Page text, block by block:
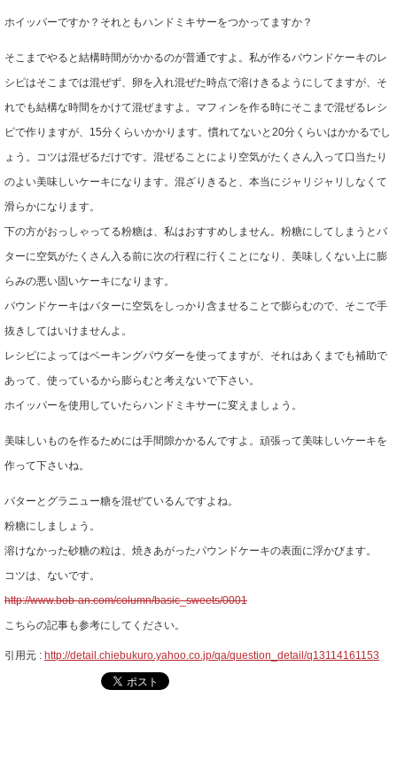
ホイッパーですか？それともハンドミキサーをつかってますか？
そこまでやると結構時間がかかるのが普通ですよ。私が作るパウンドケーキのレ
シピはそこまでは混ぜず、卵を入れ混ぜた時点で溶けきるようにしてますが、そ
れでも結構な時間をかけて混ぜますよ。マフィンを作る時にそこまで混ぜるレシ
ピで作りますが、15分くらいかかります。慣れてないと20分くらいはかかるでし
ょう。コツは混ぜるだけです。混ぜることにより空気がたくさん入って口当たり
のよい美味しいケーキになります。混ざりきると、本当にジャリジャリしなくて
滑らかになります。
下の方がおっしゃってる粉糖は、私はおすすめしません。粉糖にしてしまうとバ
ターに空気がたくさん入る前に次の行程に行くことになり、美味しくない上に膨
らみの悪い固いケーキになります。
パウンドケーキはバターに空気をしっかり含ませることで膨らむので、そこで手
抜きしてはいけませんよ。
レシピによってはベーキングパウダーを使ってますが、それはあくまでも補助で
あって、使っているから膨らむと考えないで下さい。
ホイッパーを使用していたらハンドミキサーに変えましょう。
美味しいものを作るためには手間隙かかるんですよ。頑張って美味しいケーキを
作って下さいね。
バターとグラニュー糖を混ぜているんですよね。
粉糖にしましょう。
溶けなかった砂糖の粒は、焼きあがったパウンドケーキの表面に浮かびます。
コツは、ないです。
http://www.bob-an.com/column/basic_sweets/0001
こちらの記事も参考にしてください。
引用元 : http://detail.chiebukuro.yahoo.co.jp/qa/question_detail/q13114161153